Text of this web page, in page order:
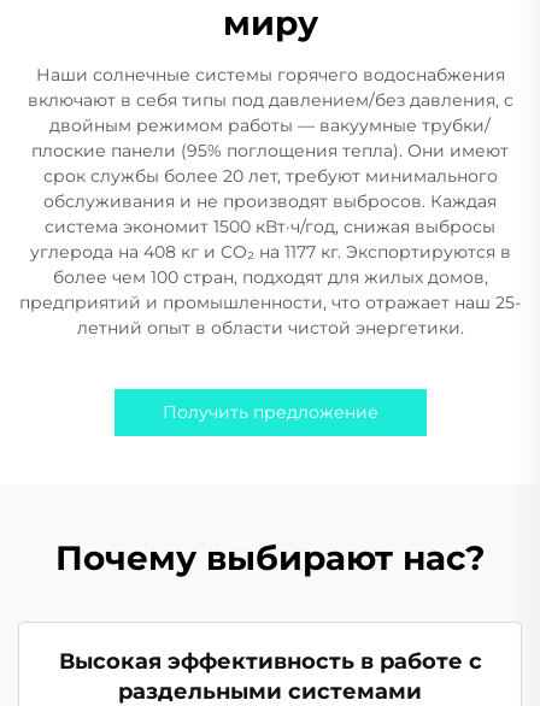
миру
Наши солнечные системы горячего водоснабжения
включают в себя типы под давлением/без давления, с
двойным режимом работы — вакуумные трубки/
плоские панели (95% поглощения тепла). Они имеют
срок службы более 20 лет, требуют минимального
обслуживания и не производят выбросов. Каждая
система экономит 1500 кВт·ч/год, снижая выбросы
углерода на 408 кг и CO₂ на 1177 кг. Экспортируются в
более чем 100 стран, подходят для жилых домов,
предприятий и промышленности, что отражает наш 25-
летний опыт в области чистой энергетики.
Получить предложение
Почему выбирают нас?
Высокая эффективность в работе с
раздельными системами